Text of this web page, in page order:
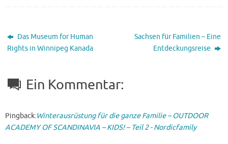
Das Museum for Human
Rights in Winnipeg Kanada
Sachsen für Familien – Eine
Entdeckungsreise
Ein Kommentar:
Pingback:Winterausrüstung für die ganze Familie – OUTDOOR
ACADEMY OF SCANDINAVIA – KIDS! – Teil 2 - Nordicfamily